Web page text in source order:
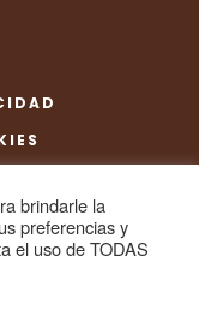
brindarle la
preferencias y
el uso de TODAS